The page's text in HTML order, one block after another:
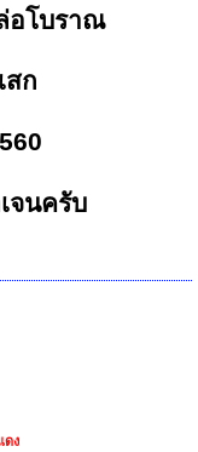
อโบราณ
สก
จนครับ
ดง